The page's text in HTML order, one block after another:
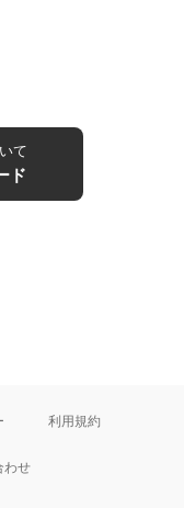
て
ド
利用規約
わせ